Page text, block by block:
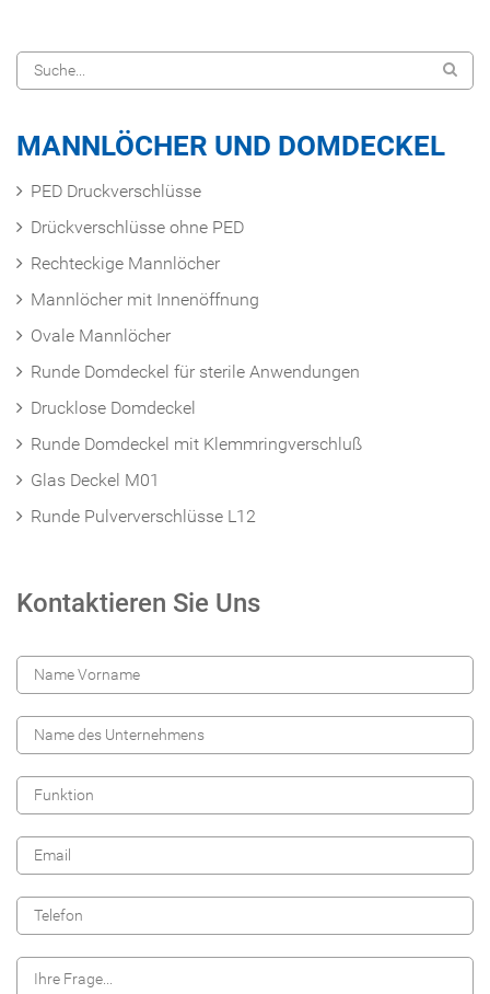
MANNLÖCHER UND DOMDECKEL
PED Druckverschlüsse
Drückverschlüsse ohne PED
Rechteckige Mannlöcher
Mannlöcher mit Innenöffnung
Ovale Mannlöcher
Runde Domdeckel für sterile Anwendungen
Drucklose Domdeckel
Runde Domdeckel mit Klemmringverschluß
Glas Deckel M01
Runde Pulververschlüsse L12
Kontaktieren Sie Uns